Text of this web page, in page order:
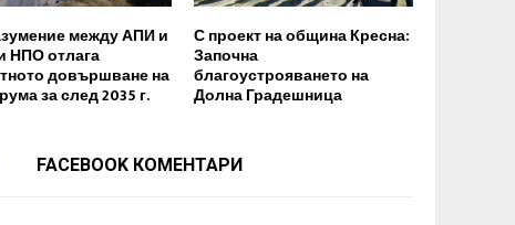
между АПИ и
НПО отлага
довършване на
за след 2035 г.
С проект на община Кресна:
Започна
благоустрояването на
Долна Градешница
FACEBOOK КОМЕНТАРИ